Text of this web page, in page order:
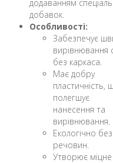
додаванням
добавок.
Особливості:
Забезпечує
вирівнювання
без каркаса.
Має добру
пластичність,
полегшує
нанесення та
вирівнювання.
Екологічно
речовин.
Утворює